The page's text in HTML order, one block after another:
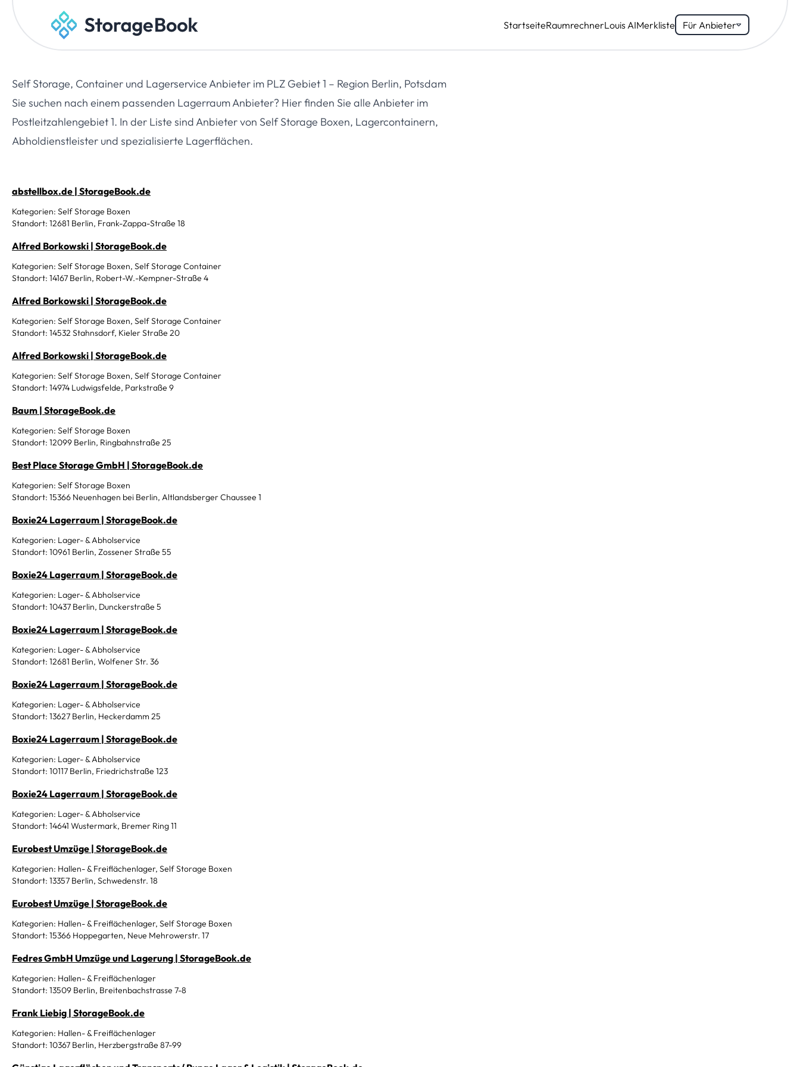
StartseiteRaumrechnerLouis AIMerkliste Für Anbieter
Self Storage, Container und Lagerservice Anbieter im PLZ Gebiet 1 – Region Berlin, Potsdam
Sie suchen nach einem passenden Lagerraum Anbieter? Hier finden Sie alle Anbieter im
Postleitzahlengebiet 1. In der Liste sind Anbieter von Self Storage Boxen, Lagercontainern,
Abholdienstleister und spezialisierte Lagerflächen.
abstellbox.de | StorageBook.de
Kategorien: Self Storage Boxen
Standort: 12681 Berlin, Frank-Zappa-Straße 18
Alfred Borkowski | StorageBook.de
Kategorien: Self Storage Boxen, Self Storage Container
Standort: 14167 Berlin, Robert-W.-Kempner-Straße 4
Alfred Borkowski | StorageBook.de
Kategorien: Self Storage Boxen, Self Storage Container
Standort: 14532 Stahnsdorf, Kieler Straße 20
Alfred Borkowski | StorageBook.de
Kategorien: Self Storage Boxen, Self Storage Container
Standort: 14974 Ludwigsfelde, Parkstraße 9
Baum | StorageBook.de
Kategorien: Self Storage Boxen
Standort: 12099 Berlin, Ringbahnstraße 25
Best Place Storage GmbH | StorageBook.de
Kategorien: Self Storage Boxen
Standort: 15366 Neuenhagen bei Berlin, Altlandsberger Chaussee 1
Boxie24 Lagerraum | StorageBook.de
Kategorien: Lager- & Abholservice
Standort: 10961 Berlin, Zossener Straße 55
Boxie24 Lagerraum | StorageBook.de
Kategorien: Lager- & Abholservice
Standort: 10437 Berlin, Dunckerstraße 5
Boxie24 Lagerraum | StorageBook.de
Kategorien: Lager- & Abholservice
Standort: 12681 Berlin, Wolfener Str. 36
Boxie24 Lagerraum | StorageBook.de
Kategorien: Lager- & Abholservice
Standort: 13627 Berlin, Heckerdamm 25
Boxie24 Lagerraum | StorageBook.de
Kategorien: Lager- & Abholservice
Standort: 10117 Berlin, Friedrichstraße 123
Boxie24 Lagerraum | StorageBook.de
Kategorien: Lager- & Abholservice
Standort: 14641 Wustermark, Bremer Ring 11
Eurobest Umzüge | StorageBook.de
Kategorien: Hallen- & Freiflächenlager, Self Storage Boxen
Standort: 13357 Berlin, Schwedenstr. 18
Eurobest Umzüge | StorageBook.de
Kategorien: Hallen- & Freiflächenlager, Self Storage Boxen
Standort: 15366 Hoppegarten, Neue Mehrowerstr. 17
Fedres GmbH Umzüge und Lagerung | StorageBook.de
Kategorien: Hallen- & Freiflächenlager
Standort: 13509 Berlin, Breitenbachstrasse 7-8
Frank Liebig | StorageBook.de
Kategorien: Hallen- & Freiflächenlager
Standort: 10367 Berlin, Herzbergstraße 87-99